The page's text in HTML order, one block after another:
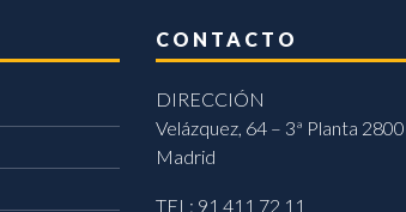
CONTACTO
DIRECCIÓN
Velázquez, 64 – 3ª Planta
Madrid
TEL: 91 411 72 11